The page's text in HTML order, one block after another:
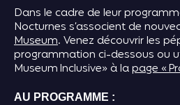
Dans le cadre de leur
Nocturnes s’associent de
Museum. Venez découvrir les
programmation ci-dessous ou
Museum Inclusive» à lapage «
AU PROGRAMME :